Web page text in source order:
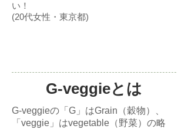
い！
(20代女性・東京都)
G-veggieとは
G-veggieの「G」はGrain（穀物）、
「veggie」はvegetable（野菜）の略